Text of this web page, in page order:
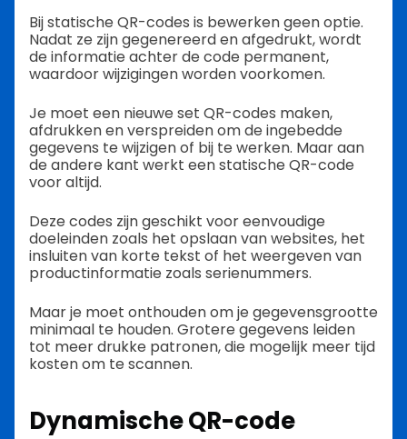
Bij statische QR-codes is bewerken geen optie.
Nadat ze zijn gegenereerd en afgedrukt, wordt
de informatie achter de code permanent,
waardoor wijzigingen worden voorkomen.
Je moet een nieuwe set QR-codes maken,
afdrukken en verspreiden om de ingebedde
gegevens te wijzigen of bij te werken. Maar aan
de andere kant werkt een statische QR-code
voor altijd.
Deze codes zijn geschikt voor eenvoudige
doeleinden zoals het opslaan van websites, het
insluiten van korte tekst of het weergeven van
productinformatie zoals serienummers.
Maar je moet onthouden om je gegevensgrootte
minimaal te houden. Grotere gegevens leiden
tot meer drukke patronen, die mogelijk meer tijd
kosten om te scannen.
Dynamische QR-code